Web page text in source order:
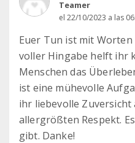
Teamer
el 22/10/2023 a las
Euer Tun ist mit Worten
voller Hingabe helft ihr
Menschen das
ist eine mühevolle
ihr liebevolle
allergrößten Respekt.
gibt. Danke!